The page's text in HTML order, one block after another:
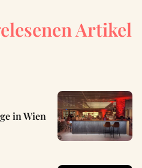
Artikel
in Wien